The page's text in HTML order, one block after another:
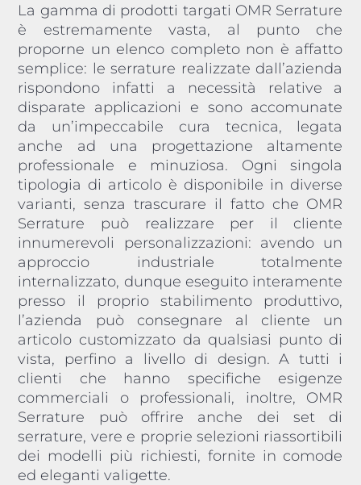
La gamma di prodotti targati OMR Serrature
è estremamente vasta, al punto che
proporne un elenco completo non è affatto
semplice: le serrature realizzate dall’azienda
rispondono infatti a necessità relative a
disparate applicazioni e sono accomunate
da un’impeccabile cura tecnica, legata
anche ad una progettazione altamente
professionale e minuziosa. Ogni singola
tipologia di articolo è disponibile in diverse
varianti, senza trascurare il fatto che OMR
Serrature può realizzare per il cliente
innumerevoli personalizzazioni: avendo un
approccio industriale totalmente
internalizzato, dunque eseguito interamente
presso il proprio stabilimento produttivo,
l’azienda può consegnare al cliente un
articolo customizzato da qualsiasi punto di
vista, perfino a livello di design. A tutti i
clienti che hanno specifiche esigenze
commerciali o professionali, inoltre, OMR
Serrature può offrire anche dei set di
serrature, vere e proprie selezioni riassortibili
dei modelli più richiesti, fornite in comode
ed eleganti valigette.